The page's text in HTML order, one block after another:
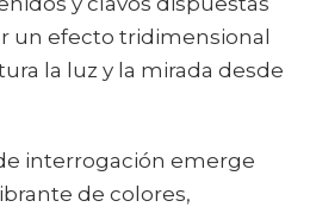
un efecto tridimensional
la luz y la mirada desde
interrogación emerge
de colores,